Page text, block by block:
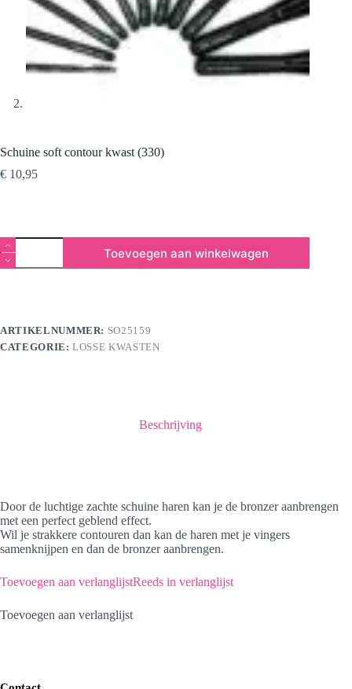
Schuine soft contour kwast (330)
€ 10,95
Schuine
soft
contour
Toevoegen aan winkelwagen
ARTIKELNUMMER: SO25159
CATEGORIE:LOSSE KWASTEN
Beschrijving
Door de luchtige zachte schuine haren kan je de bronzer aanbrengen
met een perfect geblend effect.
Wil je strakkere contouren dan kan de haren met je vingers
samenknijpen en dan de bronzer aanbrengen.
Toevoegen aan verlanglijstReeds in verlanglijst
Toevoegen aan verlanglijst